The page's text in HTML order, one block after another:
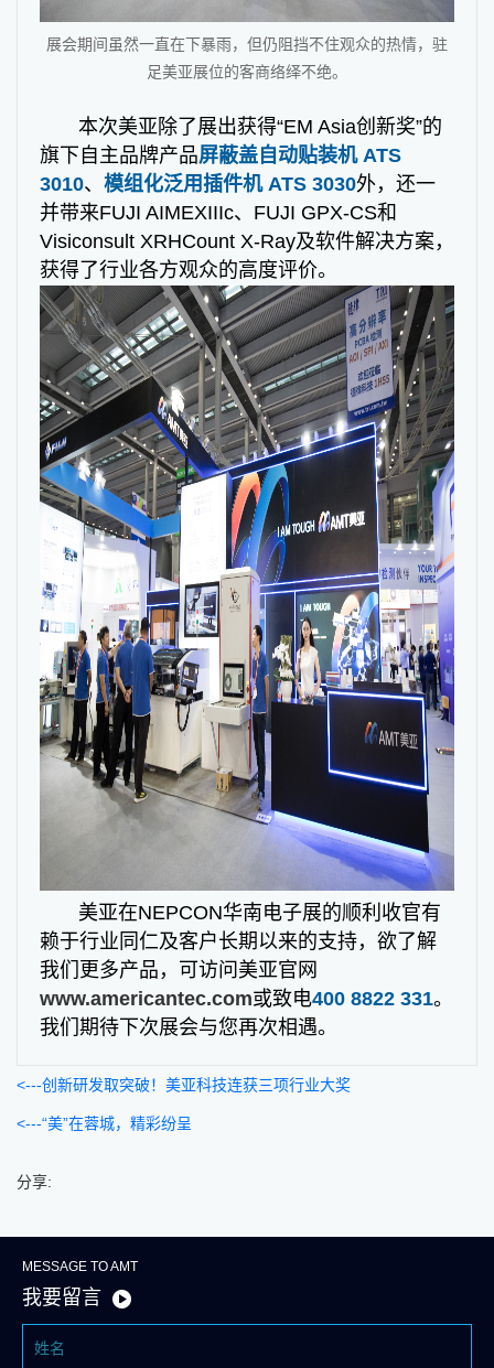
展会期间虽然一直在下暴雨，但仍阻挡不住观众的热情，驻
足美亚展位的客商络绎不绝。
本次美亚除了展出获得“EM Asia创新奖”的
旗下自主品牌产品屏蔽盖自动贴装机 ATS
3010、 模组化泛用插件机 ATS 3030外，还一
并带来FUJI AIMEXIIIc、FUJI GPX-CS和
Visiconsult XRHCount X-Ray及软件解决方案，
获得了行业各方观众的高度评价。
美亚在NEPCON华南电子展的顺利收官有
赖于行业同仁及客户长期以来的支持，欲了解
我们更多产品，可访问美亚官网
www.americantec.com或致电400 8822 331。
我们期待下次展会与您再次相遇。
创新研发取突破！美亚科技连获三项行业大奖
“美”在蓉城，精彩纷呈
分享:
MESSAGE TO AMT
我要留言